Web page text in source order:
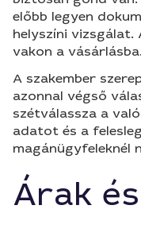
előbb legyen
helyszíni
vakon a vásárlásba.
A szakember
azonnal végső
szétválassza a
adatot és a
magánügyfeleknél
Árak